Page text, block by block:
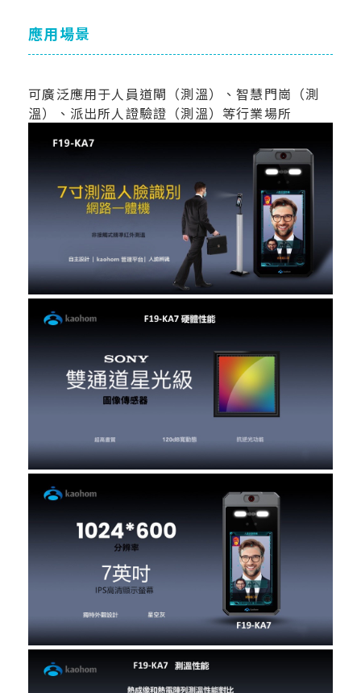
應用場景
可廣泛應用于人員道閘（測溫）、智慧門崗（測
溫）、派出所人證驗證（測溫）等行業場所